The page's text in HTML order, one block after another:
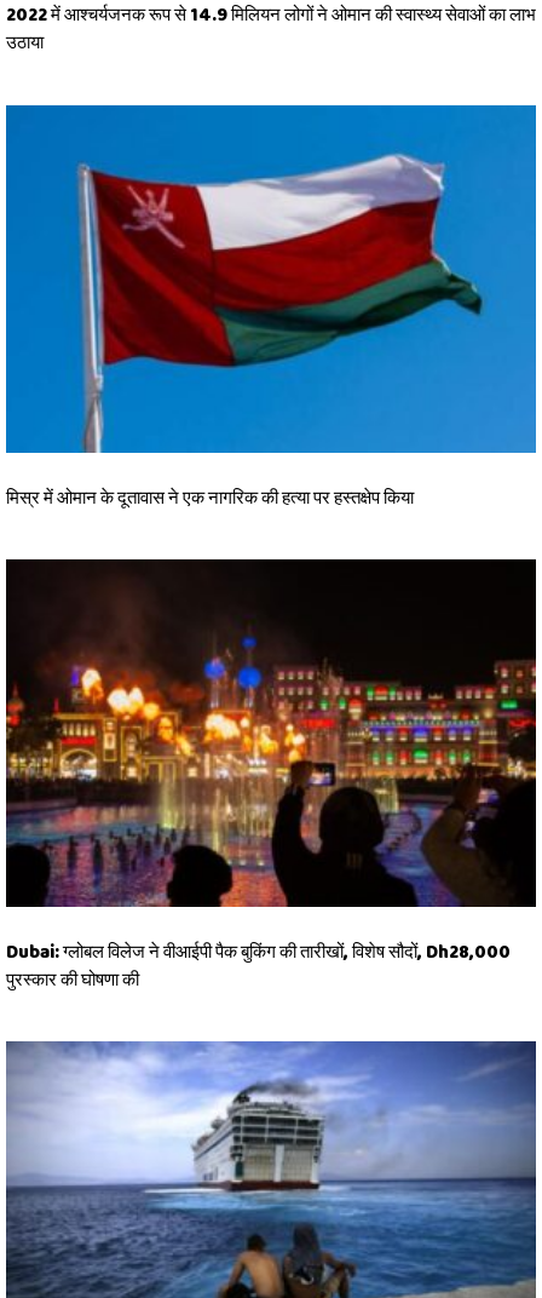
2022 में आश्चर्यजनक रूप से 14.9 मिलियन लोगों ने ओमान की स्वास्थ्य सेवाओं का लाभ
उठाया
मिस्र में ओमान के दूतावास ने एक नागरिक की हत्या पर हस्तक्षेप किया
Dubai: ग्लोबल विलेज ने वीआईपी पैक बुकिंग की तारीखों, विशेष सौदों, Dh28,000
पुरस्कार की घोषणा की